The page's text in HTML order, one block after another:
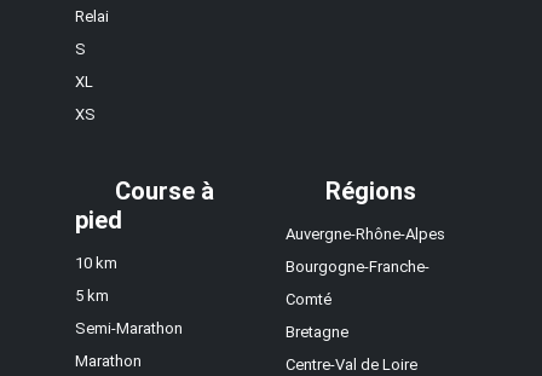
Relai
S
XL
XS
Course à
pied
10 km
5 km
Semi-Marathon
Marathon
Régions
Auvergne-Rhône-Alpes
Bourgogne-Franche-
Comté
Bretagne
Centre-Val de Loire